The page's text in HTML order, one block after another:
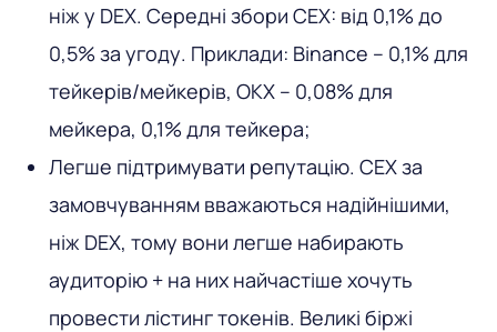
ніж у DEX. Середні збори CEX: від 0,1% до
0,5% за угоду. Приклади: Binance – 0,1% для
тейкерів/мейкерів, OKX – 0,08% для
мейкера, 0,1% для тейкера;
Легше підтримувати репутацію. CEX за
замовчуванням вважаються надійнішими,
ніж DEX, тому вони легше набирають
аудиторію + на них найчастіше хочуть
провести лістинг токенів. Великі біржі